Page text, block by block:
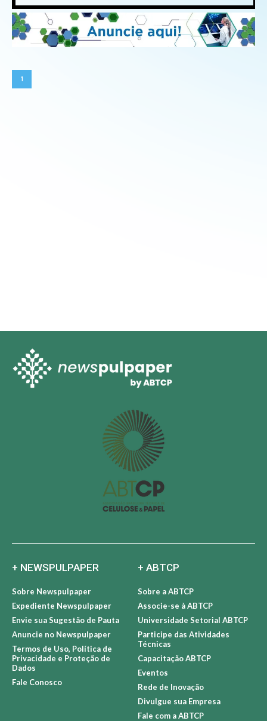
1
+ NEWSPULPAPER
Sobre Newspulpaper
Expediente Newspulpaper
Envie sua Sugestão de Pauta
Anuncie no Newspulpaper
Termos de Uso, Política de
Privacidade e Proteção de
Dados
Fale Conosco
+ ABTCP
Sobre a ABTCP
Associe-se à ABTCP
Universidade Setorial ABTCP
Participe das Atividades
Técnicas
Capacitação ABTCP
Eventos
Rede de Inovação
Divulgue sua Empresa
Fale com a ABTCP